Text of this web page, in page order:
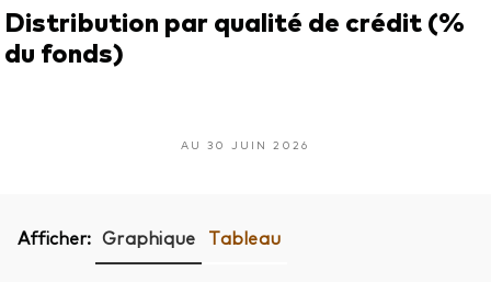
Distribution par qualité de crédit (%
du fonds)
AU 30 JUIN 2026
Afficher: Graphique Tableau